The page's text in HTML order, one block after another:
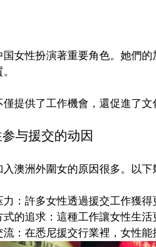
国女性扮演著重要角色。她們
与援交的动因
力：許多女性透過援交工作獲
式的追求：這種工作讓女性生
流：在悉尼援交行業裡，女性